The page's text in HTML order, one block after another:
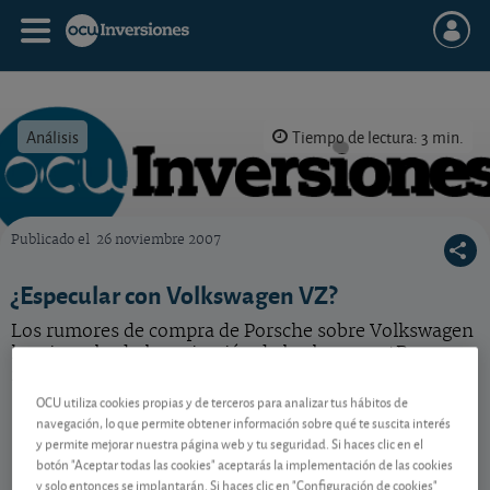
Análisis Tiempo de lectura: 3 min.
Publicado el 26 noviembre 2007
¿Especular con Volkswagen VZ?
Los rumores de compra de Porsche sobre Volkswagen
han impulsado la cotización de la alemana. ¿Buen
Contenido reservado a SOCIOS
OCU utiliza cookies propias y de terceros para analizar tus hábitos de
navegación, lo que permite obtener información sobre qué te suscita interés
y permite mejorar nuestra página web y tu seguridad. Si haces clic en el
botón "Aceptar todas las cookies" aceptarás la implementación de las cookies
y solo entonces se implantarán. Si haces clic en "Configuración de cookies"